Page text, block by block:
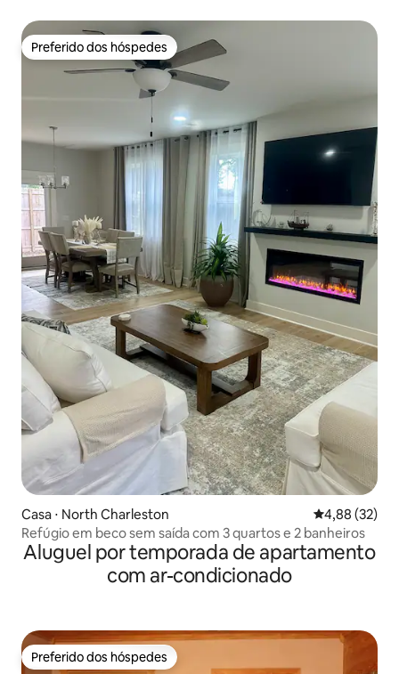
Preferido dos hóspedes
Preferido dos hóspedes
Casa ⋅ North Charleston 4,88 de uma
4,88 (32)
Refúgio em beco sem saída com 3 quartos e 2 banheiros
Aluguel por temporada de apartamento
com ar-condicionado
Preferido dos hóspedes
Preferido dos hóspedes